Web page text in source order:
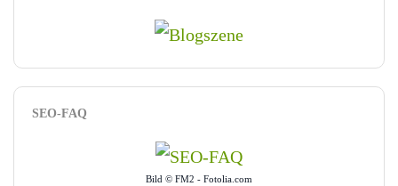
SEO-FAQ
Bild © FM2 - Fotolia.com